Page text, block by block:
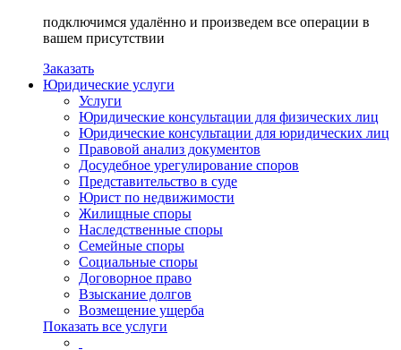
подключимся удалённо и произведем все операции в
вашем присутствии
Заказать
Юридические услуги
Услуги
Юридические консультации для физических лиц
Юридические консультации для юридических лиц
Правовой анализ документов
Досудебное урегулирование споров
Представительство в суде
Юрист по недвижимости
Жилищные споры
Наследственные споры
Семейные споры
Социальные споры
Договорное право
Взыскание долгов
Возмещение ущерба
Показать все услуги